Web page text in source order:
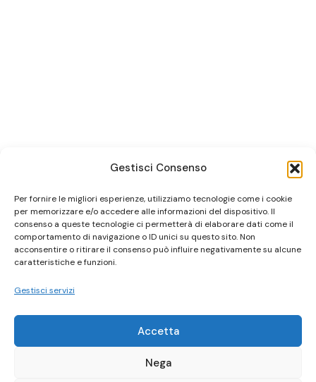
Gestisci Consenso
Per fornire le migliori esperienze, utilizziamo tecnologie come i cookie
per memorizzare e/o accedere alle informazioni del dispositivo. Il
consenso a queste tecnologie ci permetterà di elaborare dati come il
comportamento di navigazione o ID unici su questo sito. Non
acconsentire o ritirare il consenso può influire negativamente su alcune
caratteristiche e funzioni.
Gestisci servizi
Accetta
Nega